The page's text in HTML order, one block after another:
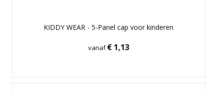
KIDDY WEAR - 5-Panel cap voor kinderen
vanaf€ 1,13